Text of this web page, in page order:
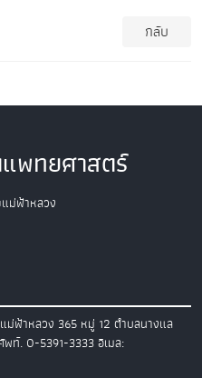
กลับ
พทยศาสตร์
ม่ฟ้าหลวง
ม่ฟ้าหลวง 365 หมู่ 12 ตำบลนางแล
พท์. 0-5391-3333อีเมล: